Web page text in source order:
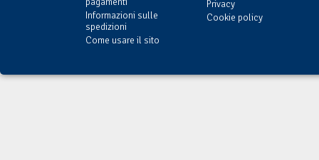
Informazioni sulle
spedizioni
Come usare il sito
Privacy
Cookie policy